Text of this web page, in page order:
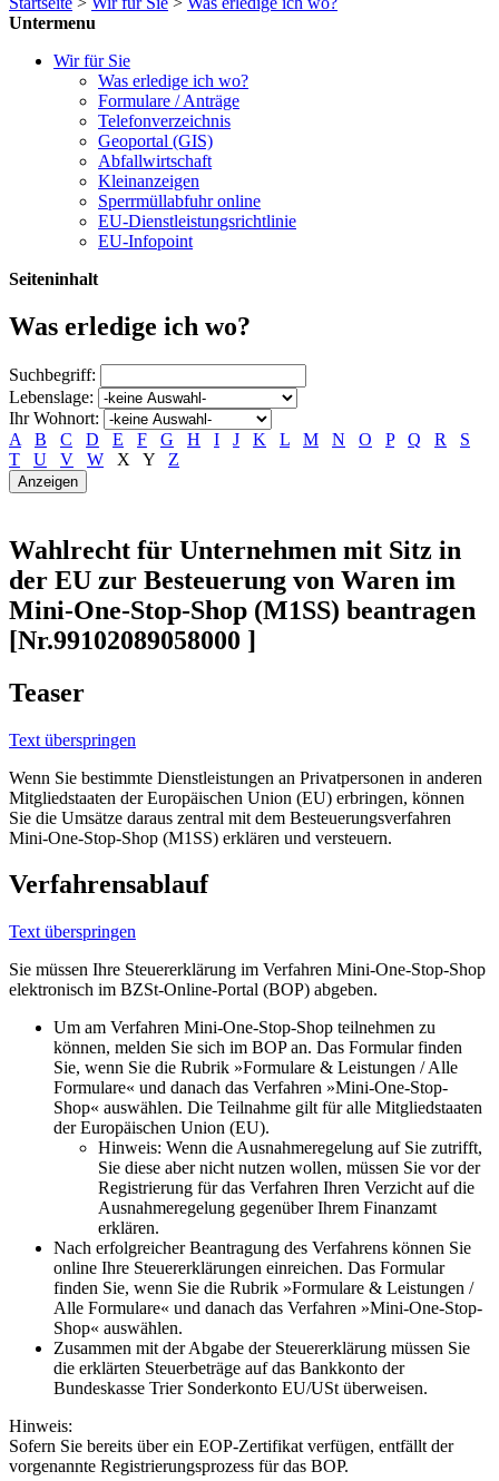
Untermenu
Wir für Sie
Was erledige ich wo?
Formulare / Anträge
Telefonverzeichnis
Geoportal (GIS)
Abfallwirtschaft
Kleinanzeigen
Sperrmüllabfuhr online
EU-Dienstleistungsrichtlinie
EU-Infopoint
Seiteninhalt
Was erledige ich wo?
Suchbegriff:
Lebenslage:
Ihr Wohnort:
A
B C D E F G H I J K L M N O P Q R
S
T
U V W X Y Z
Wahlrecht für Unternehmen mit Sitz in
der EU zur Besteuerung von Waren im
Mini-One-Stop-Shop (M1SS) beantragen
[Nr.99102089058000 ]
Teaser
Text überspringen
Wenn Sie bestimmte Dienstleistungen an Privatpersonen in anderen
Mitgliedstaaten der Europäischen Union (EU) erbringen, können
Sie die Umsätze daraus zentral mit dem Besteuerungsverfahren
Mini-One-Stop-Shop (M1SS) erklären und versteuern.
Verfahrensablauf
Text überspringen
Sie müssen Ihre Steuererklärung im Verfahren Mini-One-Stop-Shop
elektronisch im BZSt-Online-Portal (BOP) abgeben.
Um am Verfahren Mini-One-Stop-Shop teilnehmen zu
können, melden Sie sich im BOP an. Das Formular finden
Sie, wenn Sie die Rubrik »Formulare & Leistungen / Alle
Formulare« und danach das Verfahren »Mini-One-Stop-
Shop« auswählen. Die Teilnahme gilt für alle Mitgliedstaaten
der Europäischen Union (EU).
Hinweis: Wenn die Ausnahmeregelung auf Sie zutrifft,
Sie diese aber nicht nutzen wollen, müssen Sie vor der
Registrierung für das Verfahren Ihren Verzicht auf die
Ausnahmeregelung gegenüber Ihrem Finanzamt
erklären.
Nach erfolgreicher Beantragung des Verfahrens können Sie
online Ihre Steuererklärungen einreichen. Das Formular
finden Sie, wenn Sie die Rubrik »Formulare & Leistungen /
Alle Formulare« und danach das Verfahren »Mini-One-Stop-
Shop« auswählen.
Zusammen mit der Abgabe der Steuererklärung müssen Sie
die erklärten Steuerbeträge auf das Bankkonto der
Bundeskasse Trier Sonderkonto EU/USt überweisen.
Hinweis:
Sofern Sie bereits über ein EOP-Zertifikat verfügen, entfällt der
vorgenannte Registrierungsprozess für das BOP.